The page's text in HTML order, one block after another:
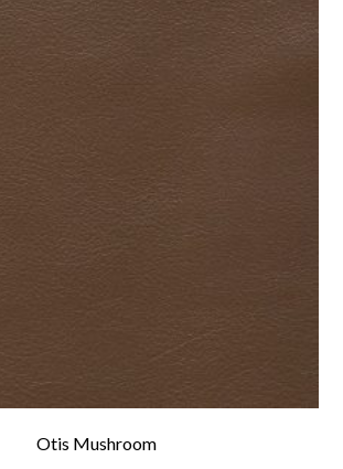
Otis Mushroom